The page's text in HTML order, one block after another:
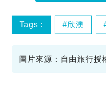
Tags : 欣澳
圖片來源：自由旅行授